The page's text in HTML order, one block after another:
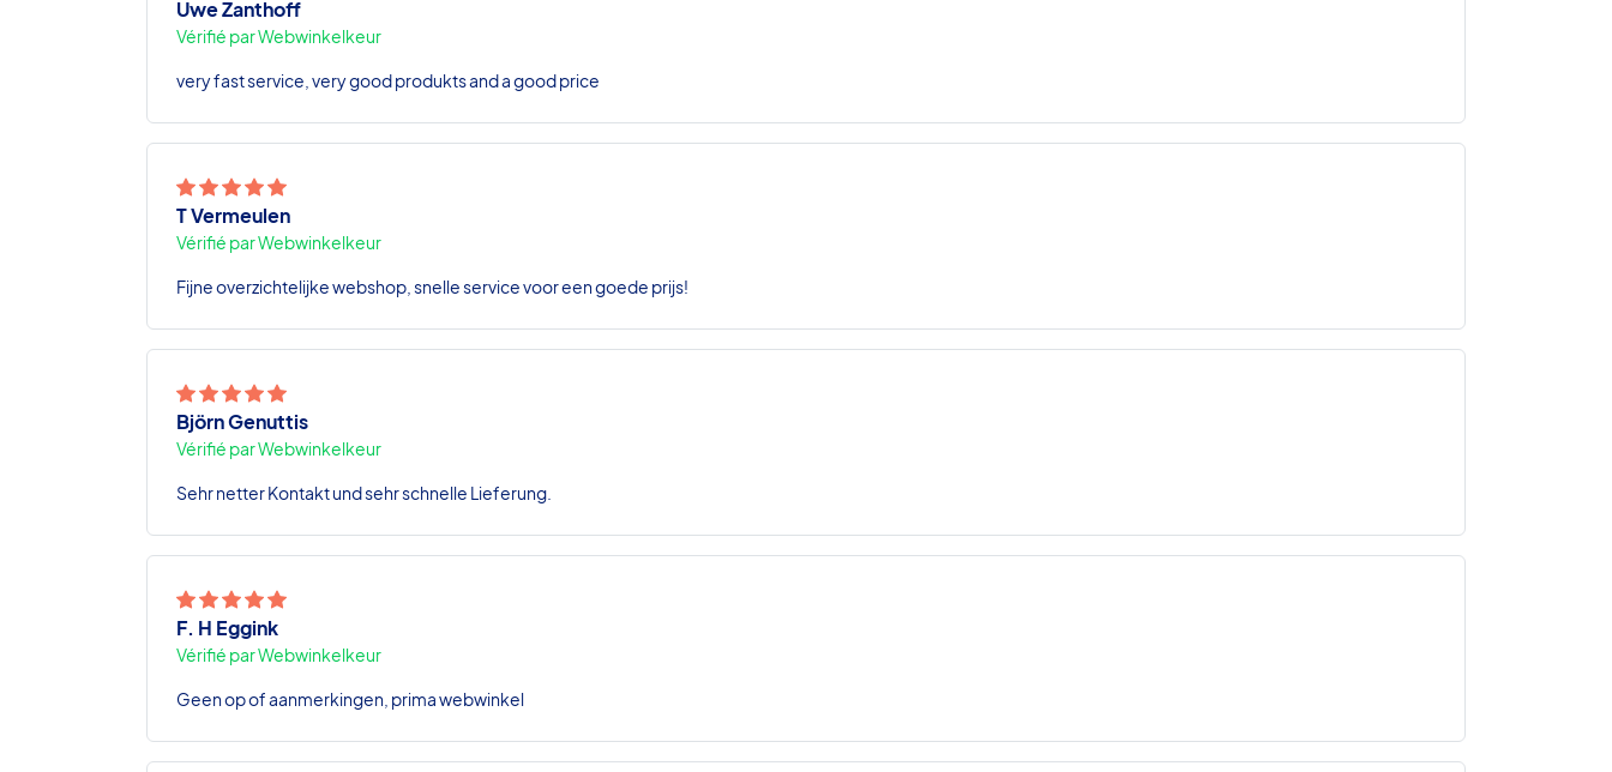
Uwe Zanthoff
Vérifié par Webwinkelkeur
very fast service, very good produkts and a good price
T Vermeulen
Vérifié par Webwinkelkeur
Fijne overzichtelijke webshop, snelle service voor een goede prijs!
Björn Genuttis
Vérifié par Webwinkelkeur
Sehr netter Kontakt und sehr schnelle Lieferung.
F. H Eggink
Vérifié par Webwinkelkeur
Geen op of aanmerkingen, prima webwinkel